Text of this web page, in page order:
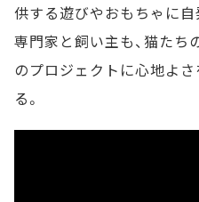
供する遊びやおもちゃに
専門家と飼い主も、猫たち
のプロジェクトに心地よ
る。